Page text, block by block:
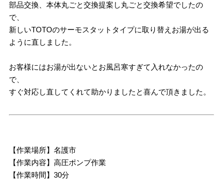
部品交換、本体丸ごと交換提案し丸ごと交換希望でしたの
で、
新しいTOTOのサーモスタットタイプに取り替えお湯が出る
ように直しました。
お客様にはお湯が出ないとお風呂寒すぎて入れなかったの
で、
すぐ対応し直してくれて助かりましたと喜んで頂きました。
【作業場所】名護市
【作業内容】高圧ポンプ作業
【作業時間】30分